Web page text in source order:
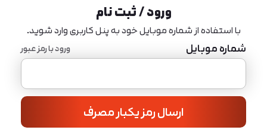
ورود / ثبت نام
با استفاده از شماره موبایل خود به پنل کاربری وارد شوید.
شماره موبایل ورود با رمز عبور
ارسال رمز یکبار مصرف